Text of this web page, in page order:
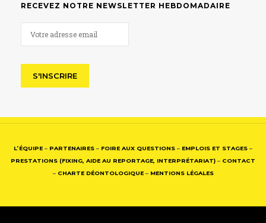
RECEVEZ NOTRE NEWSLETTER HEBDOMADAIRE
L’ÉQUIPE – PARTENAIRES – FOIRE AUX QUESTIONS – EMPLOIS ET STAGES –
PRESTATIONS (FIXING, AIDE AU REPORTAGE, INTERPRÉTARIAT) – CONTACT
– CHARTE DÉONTOLOGIQUE– MENTIONS LÉGALES